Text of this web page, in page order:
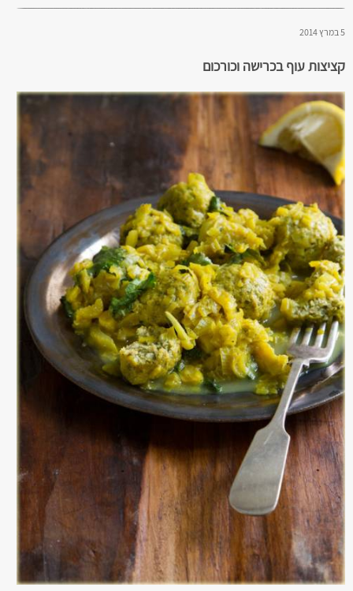
5 במרץ 2014
קציצות עוף בכרישה וכורכום